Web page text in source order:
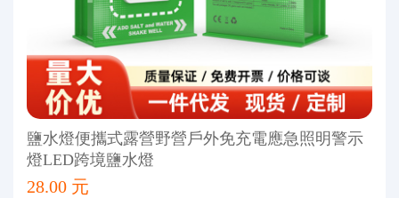
鹽水燈便攜式露營野營戶外免充電應急照明警示
燈LED跨境鹽水燈
28.00 元